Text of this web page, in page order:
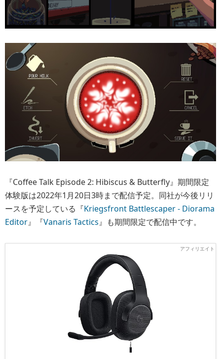
『Coffee Talk Episode 2: Hibiscus & Butterfly』期間限定
体験版は2022年1月20日3時まで配信予定。同社が今後リリ
ースを予定している『Kriegsfront Battlescaper - Diorama
Editor』『Vanaris Tactics』も期間限定で配信中です。